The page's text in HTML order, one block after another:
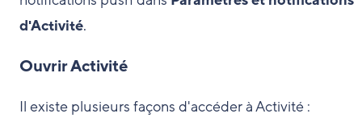
d'Activité.
Ouvrir Activité
Il existe plusieurs façons d'accéder à Activité :